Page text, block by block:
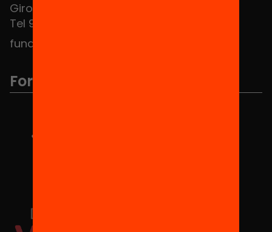
Girona 34, interior 08010 Barcelona
Tel 934 588 700
fundacio@equitat.org
Formamos parte de...